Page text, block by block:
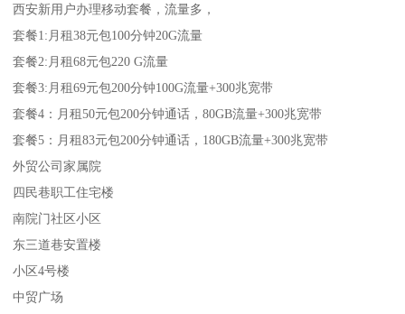
西安新用户办理移动套餐，流量多，
套餐1:月租38元包100分钟20G流量
套餐2:月租68元包220 G流量
套餐3:月租69元包200分钟100G流量+300兆宽带
套餐4：月租50元包200分钟通话，80GB流量+300兆宽带
套餐5：月租83元包200分钟通话，180GB流量+300兆宽带
外贸公司家属院
四民巷职工住宅楼
南院门社区小区
东三道巷安置楼
小区4号楼
中贸广场